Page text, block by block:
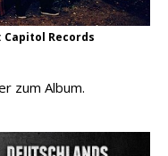
Records
zum Album.